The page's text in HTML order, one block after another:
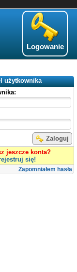
Logowanie
użytkownika
Zaloguj
jeszcze konta?
się!
Zapomniałem hasła